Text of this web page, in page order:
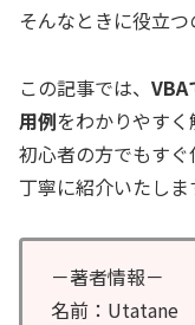
そんなときに役立つ
この記事では、 VBA
用例をわかりやすく
初心者の方でもす
丁寧に紹介いたしま
－著者情報－
名前：Utatane